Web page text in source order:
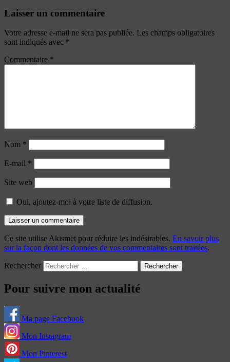
Laisser un commentaire
Votre adresse e-mail ne sera pas publiée. Les champs obligatoires
sont indiqués avec *
Commentaire *
Nom *
E-mail *
Site web
Oui, ajoutez-moi à votre liste de diffusion.
Ce site utilise Akismet pour réduire les indésirables. En savoir plus
sur la façon dont les données de vos commentaires sont traitées.
Rechercher
Pour suivre mon actualité
Ma page Facebook
Mon Instagram
Mon Pinterest